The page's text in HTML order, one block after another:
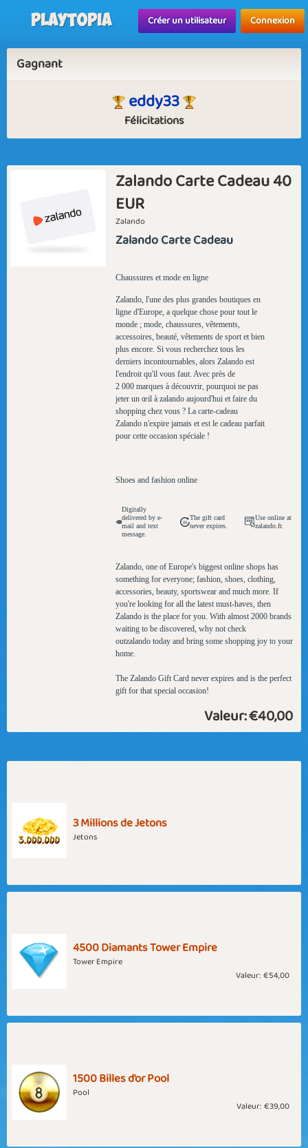
Playtopia Créer un utilisateur Connexion
Gagnant
eddy33
Félicitations
Zalando Carte Cadeau 40
EUR
Zalando
Zalando Carte Cadeau
Chaussures et mode en ligne
Zalando, l'une des plus grandes boutiques en
ligne d'Europe, a quelque chose pour tout le
monde ; mode, chaussures, vêtements,
accessoires, beauté, vêtements de sport et bien
plus encore. Si vous recherchez tous les
derniers incontournables, alors Zalando est
l'endroit qu'il vous faut. Avec près de
2 000 marques à découvrir, pourquoi ne pas
jeter un œil à zalando aujourd'hui et faire du
shopping chez vous ? La carte-cadeau
Zalando n'expire jamais et est le cadeau parfait
pour cette occasion spéciale !
Shoes and fashion online
Digitally
delivered by e-
mail and text
message.
The gift card
never expires.
Use online at
zalando.fr.
Zalando, one of Europe's biggest online shops has
something for everyone; fashion, shoes, clothing,
accessories, beauty, sportswear and much more. If
you're looking for all the latest must-haves, then
Zalando is the place for you. With almost 2000 brands
waiting to be discovered, why not check
outzalando today and bring some shopping joy to your
home.
The Zalando Gift Card never expires and is the perfect
gift for that special occasion!
Valeur:€40,00
3 Millions de Jetons
Jetons
4500 Diamants Tower Empire
Tower Empire
Valeur: €54,00
1500 Billes d'or Pool
Pool
Valeur: €39,00